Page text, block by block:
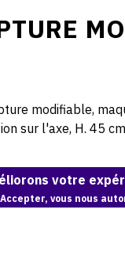
modifiable,
sur l'axe, H. 45
votre
vous nous